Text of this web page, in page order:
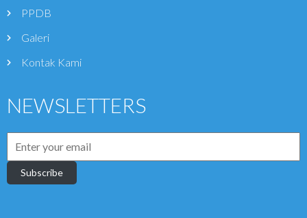
PPDB
Galeri
Kontak Kami
NEWSLETTERS
Subscribe